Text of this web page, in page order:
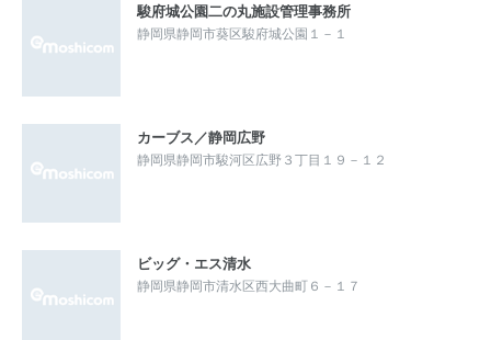
駿府城公園二の丸施設管理事務所
静岡県静岡市葵区駿府城公園１－１
カーブス／静岡広野
静岡県静岡市駿河区広野３丁目１９－１２
ビッグ・エス清水
静岡県静岡市清水区西大曲町６－１７